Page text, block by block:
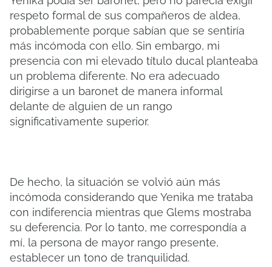
respeto formal de sus compañeros de aldea,
probablemente porque sabían que se sentiría
más incómoda con ello. Sin embargo, mi
presencia con mi elevado título ducal planteaba
un problema diferente. No era adecuado
dirigirse a un baronet de manera informal
delante de alguien de un rango
significativamente superior.
De hecho, la situación se volvió aún más
incómoda considerando que Yenika me trataba
con indiferencia mientras que Glems mostraba
su deferencia. Por lo tanto, me correspondía a
mí, la persona de mayor rango presente,
establecer un tono de tranquilidad.